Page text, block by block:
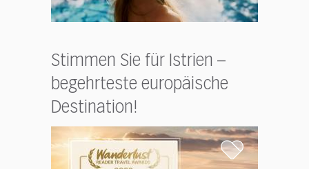
Stimmen Sie für Istrien –
begehrteste europäische
Destination!